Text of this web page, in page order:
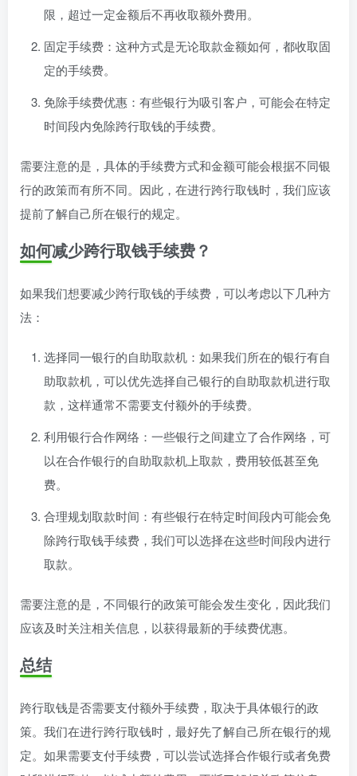
限，超过一定金额后不再收取额外费用。
固定手续费：这种方式是无论取款金额如何，都收取固
定的手续费。
免除手续费优惠：有些银行为吸引客户，可能会在特定
时间段内免除跨行取钱的手续费。
需要注意的是，具体的手续费方式和金额可能会根据不同银
行的政策而有所不同。因此，在进行跨行取钱时，我们应该
提前了解自己所在银行的规定。
如何减少跨行取钱手续费？
如果我们想要减少跨行取钱的手续费，可以考虑以下几种方
法：
选择同一银行的自助取款机：如果我们所在的银行有自
助取款机，可以优先选择自己银行的自助取款机进行取
款，这样通常不需要支付额外的手续费。
利用银行合作网络：一些银行之间建立了合作网络，可
以在合作银行的自助取款机上取款，费用较低甚至免
费。
合理规划取款时间：有些银行在特定时间段内可能会免
除跨行取钱手续费，我们可以选择在这些时间段内进行
取款。
需要注意的是，不同银行的政策可能会发生变化，因此我们
应该及时关注相关信息，以获得最新的手续费优惠。
总结
跨行取钱是否需要支付额外手续费，取决于具体银行的政
策。我们在进行跨行取钱时，最好先了解自己所在银行的规
定。如果需要支付手续费，可以尝试选择合作银行或者免费